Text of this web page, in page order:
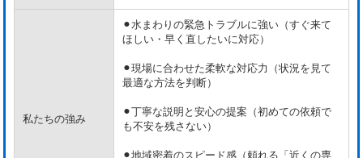
私たちの強み
⚫︎水まわりの緊急トラブルに強い（すぐ来て
ほしい・早く直したいに対応）
⚫︎現場に合わせた柔軟な対応力（状況を見て
最適な方法を判断）
⚫︎丁寧な説明と安心の提案（初めての依頼で
も不安を残さない）
⚫︎地域密着のスピード感（頼れる「近くの専